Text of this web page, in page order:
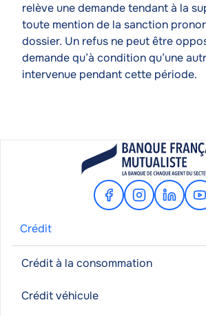
relève une demande tendant à la
toute mention de la sanction
dossier. Un refus ne peut être
demande qu’à condition qu’une
intervenue pendant cette période.
FacebookInstagram
Crédit
Crédit à la consommation
Crédit véhicule